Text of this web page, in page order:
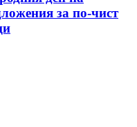
за по-чист